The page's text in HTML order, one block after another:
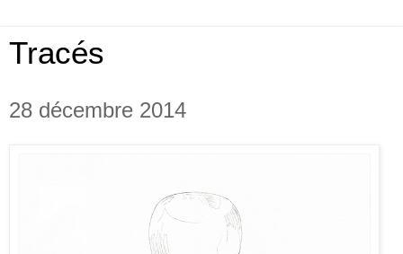
Tracés
28 décembre 2014